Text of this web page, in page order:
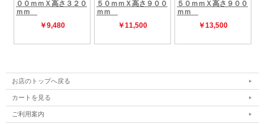
お店のトップへ戻る
カートを見る
ご利用案内